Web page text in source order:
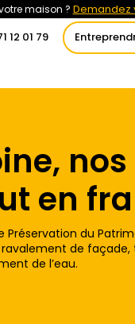
maison ? Demandez
12 01 79
Renouvelables
en
Préservation du
de
de l’eau.